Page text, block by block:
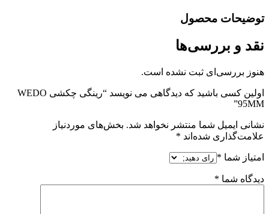
توضیحات محصول
نقد و بررسی‌ها
هنوز بررسی‌ای ثبت نشده است.
اولین کسی باشید که دیدگاهی می نویسد “رینگی چکشی WEDO
95MM”
نشانی ایمیل شما منتشر نخواهد شد. بخش‌های موردنیاز
علامت‌گذاری شده‌اند *
امتیاز شما *
دیدگاه شما *